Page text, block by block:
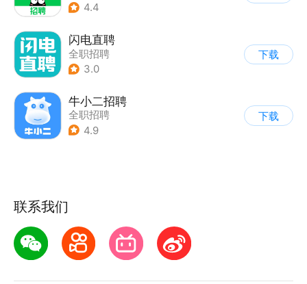
4.4
闪电直聘
全职招聘
3.0
下载
牛小二招聘
全职招聘
4.9
下载
联系我们